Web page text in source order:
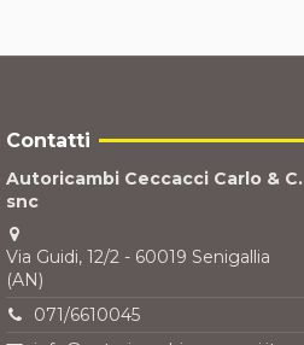
Contatti
Autoricambi Ceccacci Carlo & C.
snc
Via Guidi, 12/2 - 60019 Senigallia
(AN)
071/6610045